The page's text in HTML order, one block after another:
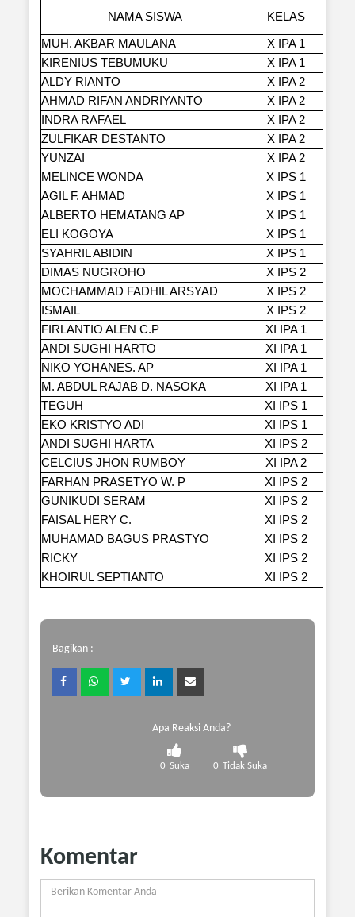
NAMA SISWA
KELAS
MUH. AKBAR MAULANA
X IPA 1
KIRENIUS TEBUMUKU
X IPA 1
ALDY RIANTO
X IPA 2
AHMAD RIFAN ANDRIYANTO
X IPA 2
INDRA RAFAEL
X IPA 2
ZULFIKAR DESTANTO
X IPA 2
YUNZAI
X IPA 2
MELINCE WONDA
X IPS 1
AGIL F. AHMAD
X IPS 1
ALBERTO HEMATANG AP
X IPS 1
ELI KOGOYA
X IPS 1
SYAHRIL ABIDIN
X IPS 1
DIMAS NUGROHO
X IPS 2
MOCHAMMAD FADHIL ARSYAD
X IPS 2
ISMAIL
X IPS 2
FIRLANTIO ALEN C.P
XI IPA 1
ANDI SUGHI HARTO
XI IPA 1
NIKO YOHANES. AP
XI IPA 1
M. ABDUL RAJAB D. NASOKA
XI IPA 1
TEGUH
XI IPS 1
EKO KRISTYO ADI
XI IPS 1
ANDI SUGHI HARTA
XI IPS 2
CELCIUS JHON RUMBOY
XI IPA 2
FARHAN PRASETYO W. P
XI IPS 2
GUNIKUDI SERAM
XI IPS 2
FAISAL HERY C.
XI IPS 2
MUHAMAD BAGUS PRASTYO
XI IPS 2
RICKY
XI IPS 2
KHOIRUL SEPTIANTO
XI IPS 2
Bagikan :
Apa Reaksi Anda?
0 Suka 0 Tidak Suka
Komentar